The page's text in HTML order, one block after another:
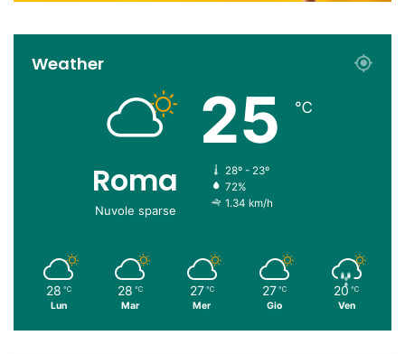
Weather
Roma
Nuvole sparse
25 ℃
28º - 23º
72%
1.34 km/h
28 ℃
Lun
28 ℃
Mar
27 ℃
Mer
27 ℃
Gio
20 ℃
Ven